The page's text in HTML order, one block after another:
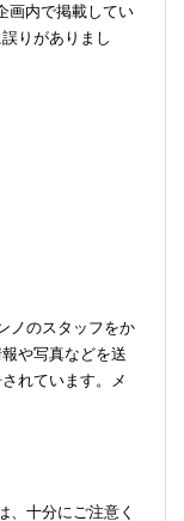
画内で掲載してい
りがありまし
ノのスタッフをか
や写真などを送
れています。メ
、十分にご注意く